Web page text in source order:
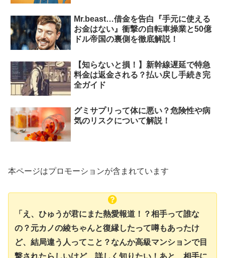
Mr.beast…借金を告白『手元に使える
お金はない』衝撃の自転車操業と50億
ドル帝国の裏側を徹底解説！
【知らないと損！】新幹線遅延で特急
料金は返金される？払い戻し手続き完
全ガイド
グミサプリって体に悪い？危険性や病
気のリスクについて解説！
本ページはプロモーションが含まれています
「え、ひゅうが君にまた熱愛報道！？相手って誰な
の？元カノの綾ちゃんと復縁したって噂もあったけ
ど、結局違う人ってこと？なんか高級マンションで目